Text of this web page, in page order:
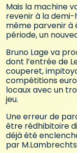
Mais la machine
revenir à la demi-
même parvenir à
période, un
Bruno Lage va
dont l’entrée de
couperet,
compétitions
locaux avec un
jeu.
Une erreur de
être rédhibitoire
déjà été
par